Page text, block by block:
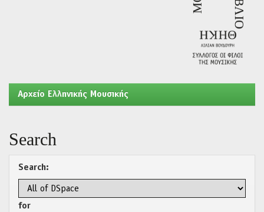
Aρχείο Ελληνικής Μουσικής
Search
Search:
for